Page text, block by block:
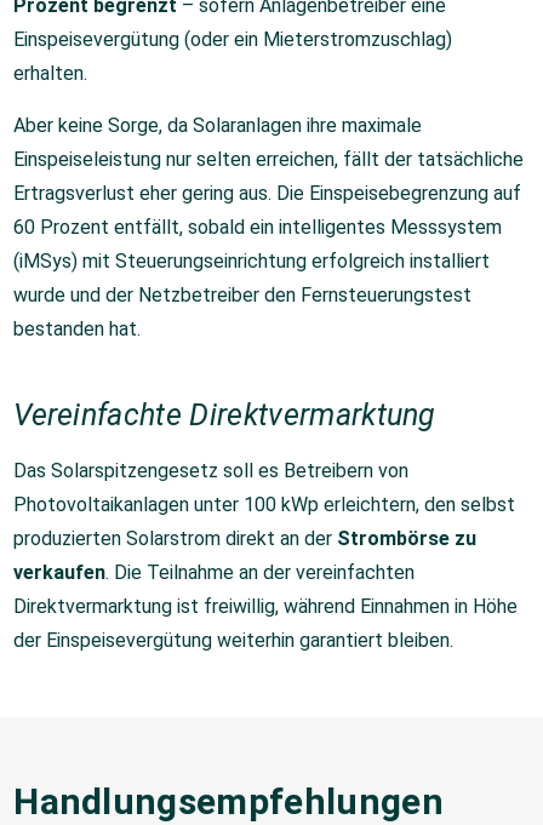
Prozent begrenzt – sofern Anlagenbetreiber eine
Einspeisevergütung (oder ein Mieterstromzuschlag)
erhalten.
Aber keine Sorge, da Solaranlagen ihre maximale
Einspeiseleistung nur selten erreichen, fällt der tatsächliche
Ertragsverlust eher gering aus. Die Einspeisebegrenzung auf
60 Prozent entfällt, sobald ein intelligentes Messsystem
(iMSys) mit Steuerungseinrichtung erfolgreich installiert
wurde und der Netzbetreiber den Fernsteuerungstest
bestanden hat.
Vereinfachte Direktvermarktung
Das Solarspitzengesetz soll es Betreibern von
Photovoltaikanlagen unter 100 kWp erleichtern, den selbst
produzierten Solarstrom direkt an der Strombörse zu
verkaufen. Die Teilnahme an der vereinfachten
Direktvermarktung ist freiwillig, während Einnahmen in Höhe
der Einspeisevergütung weiterhin garantiert bleiben.
Handlungsempfehlungen